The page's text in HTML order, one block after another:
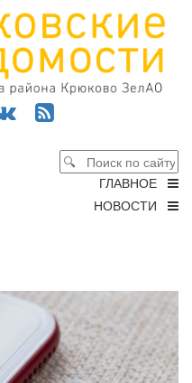
ГЛАВНОЕ
НОВОСТИ